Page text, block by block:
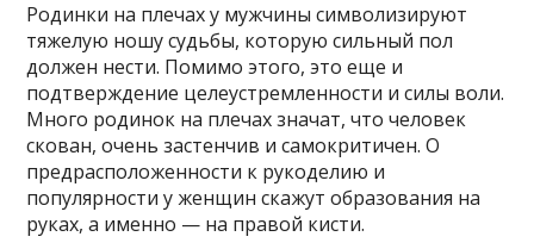
Родинки на плечах у мужчины символизируют
тяжелую ношу судьбы, которую сильный пол
должен нести. Помимо этого, это еще и
подтверждение целеустремленности и силы воли.
Много родинок на плечах значат, что человек
скован, очень застенчив и самокритичен. О
предрасположенности к рукоделию и
популярности у женщин скажут образования на
руках, а именно — на правой кисти.